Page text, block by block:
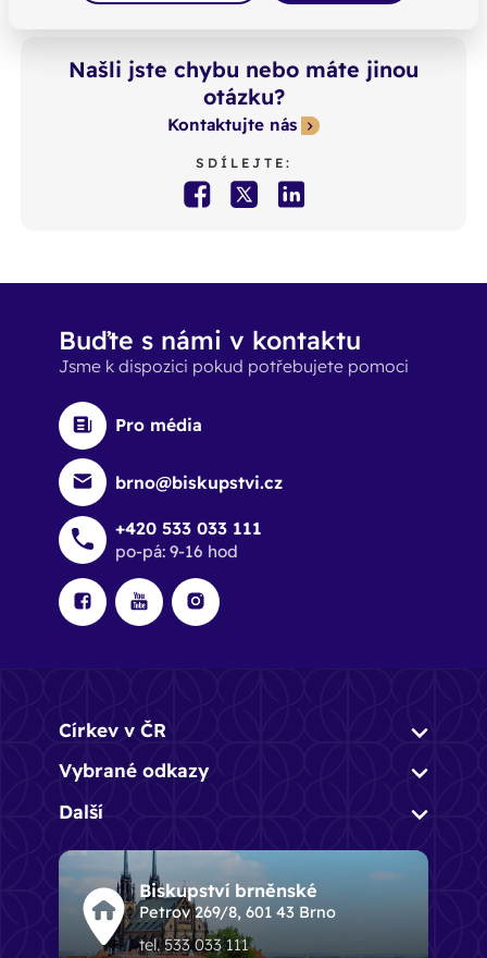
Našli jste chybu nebo máte jinou
otázku?
Kontaktujte nás
SDÍLEJTE:
Buďte s námi v kontaktu
Jsme k dispozici pokud potřebujete pomoci
Pro média
brno@biskupstvi.cz
+420 533 033 111
po-pá: 9-16 hod
Církev v ČR
Vybrané odkazy
Další
Biskupství brněnské
Petrov 269/8, 601 43 Brno
tel. 533 033 111